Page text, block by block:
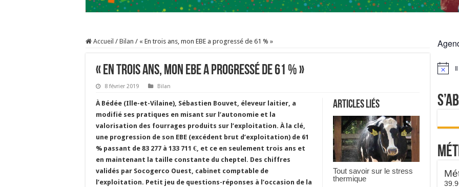
Au sommaire de GTM 91
Sécheresse : les éleveurs réclament des expertises de terrain
Accueil / Bilan / « En trois ans, mon EBE a progressé de 61 % »
« En trois ans, mon EBE a progressé de 61 % »
8 février 2019 Bilan
Articles liés
Tout savoir sur le stress
thermique
À Bédée (Ille-et-Vilaine), Sébastien Bouvet, éleveur laitier, a
modifié ses pratiques en misant sur l’autonomie et la
valorisation des fourrages produits sur l’exploitation. À la clé,
une progression de son EBE (excédent brut d’exploitation) de 61
% passant de 83 277 à 133 711 €, et ce en seulement trois ans et
en maintenant la taille constante du cheptel. Des chiffres
validés par Socogerco Ouest, cabinet comptable de
l’exploitation. Petit jeu de questions-réponses à l’occasion de la
Notice